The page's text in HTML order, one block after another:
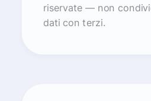
riservate — non
dati con terzi.